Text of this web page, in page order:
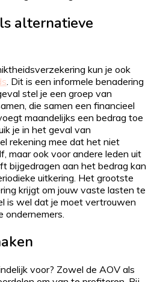
alternatieve
kun je ook
. Dit is een informele benadering
stel je een groep van
die samen een financieel
maandelijks een bedrag toe
je in het geval van
rekening mee dat het niet
maar ook voor andere leden uit
bijgedragen aan het bedrag kan
uitkering. Het grootste
krijgt om jouw vaste lasten te
is wel dat je moet vertrouwen
ondernemers.
voor? Zowel de AOV als